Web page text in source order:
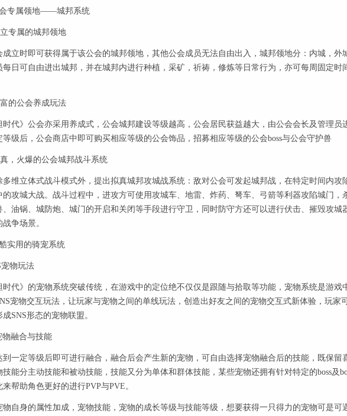
属领地——城邦系统
属的城邦领地
时即可获得属于该公会的城邦领地，其他公会成员无法自由出入，城邦领地分：内城，外
每日可自由进出城邦，并在城邦内进行种植，采矿，祈祷，修炼等日常行为，亦可每周固定时
公会养成玩法
》公会亦采用养成式，公会城邦建设等级越高，公会居民获益越大，由公会会长及管理员
等级后，公会商店中即可购买相应等级的公会饰品，招募相应等级的公会boss与公会守护兽
火爆的公会城邦战斗系统
立体式战斗模式外，提出拟真城邦攻城战系统：敌对公会可发起城邦战，在特定时间内攻
的攻城大战。战斗过程中，进攻方可使用攻城车、地雷、炸药、弩车、弓箭等利器攻陷城门，
、油锅、城防炮、城门的开启和关闭等手段进行守卫，同时防守方还可以进行伏击、摧毁攻城
争场景。
用的骑宠系统
物玩法
》的宠物系统突破传统，在游戏中的定位绝不仅仅是跟随与拾取等功能，宠物系统是游戏
宠物交互玩法，让玩家与宠物之间的单线玩法，创造出好友之间的宠物交互式新体验，玩家
SNS形态的宠物联盟。
融合与技能
定等级后即可进行融合，融合后会产生新的宠物，可自由选择宠物融合后的技能，既保留
技能分主动技能和被动技能，技能又分为单体和群体技能，某些宠物还拥有针对特定的boss及
帮助角色更好的进行PVP与PVE。
身的属性加成，宠物技能，宠物的成长等级与技能等级，想要获得一只得力的宠物可是可